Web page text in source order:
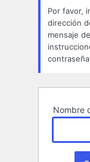
Por favor,
dirección
mensaje
Nombre